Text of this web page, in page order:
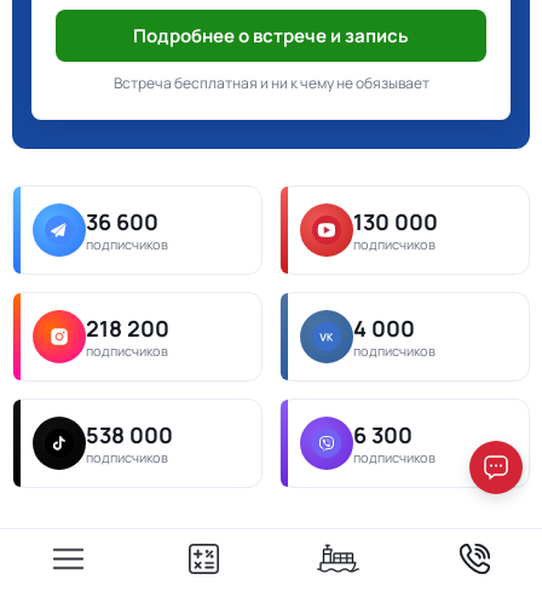
Подробнее о встрече и запись
Встреча бесплатная и ни к чему не обязывает
36 600
подписчиков
130 000
подписчиков
218 200
подписчиков
4 000
подписчиков
538 000
подписчиков
6 300
подписчиков
Наш офис в Краснодар